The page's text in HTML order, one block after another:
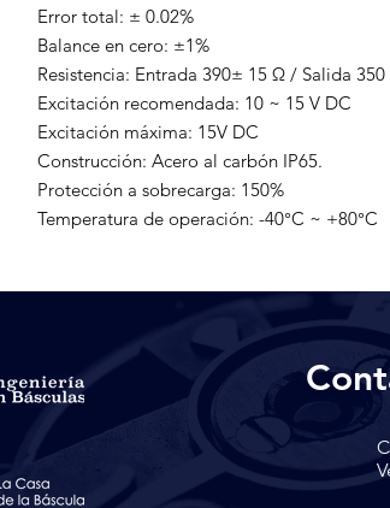
Error total: ± 0.02%
Balance en cero: ±1%
Resistencia: Entrada 390± 15 Ω / Salida
Excitación recomendada: 10 ~ 15 V DC
Excitación máxima: 15V DC
Construcción: Acero al carbón IP65.
Protección a sobrecarga: 150%
Temperatura de operación: -40°C ~ +80°C